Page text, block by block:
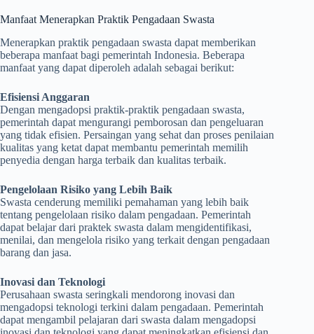
Manfaat Menerapkan Praktik Pengadaan Swasta
Menerapkan praktik pengadaan swasta dapat memberikan
beberapa manfaat bagi pemerintah Indonesia. Beberapa
manfaat yang dapat diperoleh adalah sebagai berikut:
Efisiensi Anggaran
Dengan mengadopsi praktik-praktik pengadaan swasta,
pemerintah dapat mengurangi pemborosan dan pengeluaran
yang tidak efisien. Persaingan yang sehat dan proses penilaian
kualitas yang ketat dapat membantu pemerintah memilih
penyedia dengan harga terbaik dan kualitas terbaik.
Pengelolaan Risiko yang Lebih Baik
Swasta cenderung memiliki pemahaman yang lebih baik
tentang pengelolaan risiko dalam pengadaan. Pemerintah
dapat belajar dari praktek swasta dalam mengidentifikasi,
menilai, dan mengelola risiko yang terkait dengan pengadaan
barang dan jasa.
Inovasi dan Teknologi
Perusahaan swasta seringkali mendorong inovasi dan
mengadopsi teknologi terkini dalam pengadaan. Pemerintah
dapat mengambil pelajaran dari swasta dalam mengadopsi